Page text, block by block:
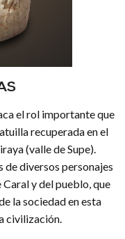
el rol importante que
recuperada en el
(valle de Supe).
de diversos personajes
y del pueblo, que
la sociedad en esta
civilización.